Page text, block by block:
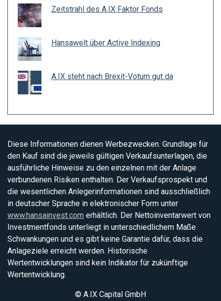
Zeitstrahl des A.IX Faktor Fonds
Hansawelt über Active Indexing
A.IX steht nach Brexit-Votum gut da
Diese Informationen dienen Werbezwecken. Grundlage für
den Kauf sind die jeweils gültigen Verkaufsunterlagen, die
ausführliche Hinweise zu den einzelnen mit der Anlage
verbundenen Risiken enthalten. Der Verkaufsprospekt und
die wesentlichen Anlegerinformationen sind ausschließlich
in deutscher Sprache in elektronischer Form unter
www.hansainvest.com erhältlich. Der Nettoinventarwert von
Investmentfonds unterliegt in unterschiedlichem Maße
Schwankungen und es gibt keine Garantie dafür, dass die
Anlageziele erreicht werden. Historische
Wertentwicklungen sind kein Indikator für zukünftige
Wertentwicklung.
© A.IX Capital GmbH